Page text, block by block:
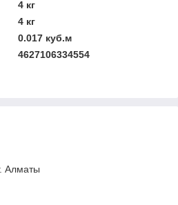
4 кг
4 кг
0.017 куб.м
4627106334554
Алматы